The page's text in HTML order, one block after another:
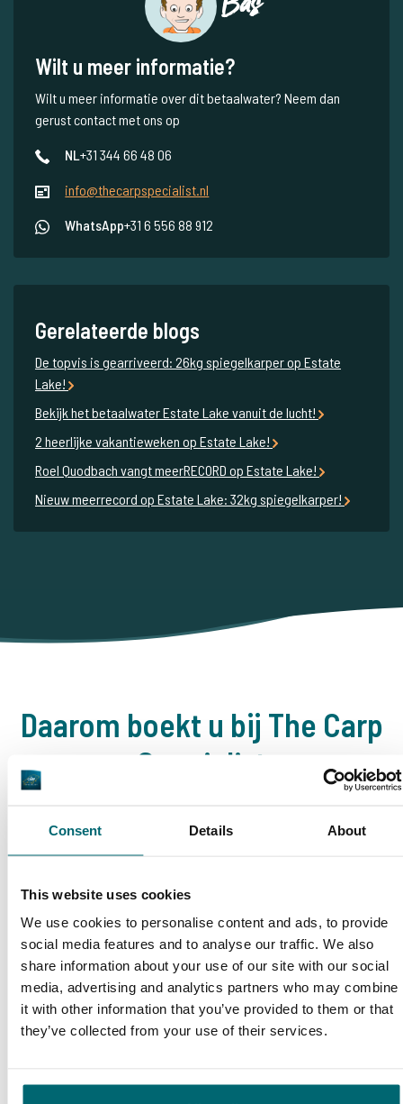
Consent Details About
This website uses cookies
We use cookies to personalise content and ads, to provide
social media features and to analyse our traffic. We also
share information about your use of our site with our social
media, advertising and analytics partners who may combine
it with other information that you’ve provided to them or that
they’ve collected from your use of their services.
Wilt u meer informatie?
Wilt u meer informatie over dit betaalwater? Neem dan
gerust contact met ons op
NL+31 344 66 48 06
info@thecarpspecialist.nl
WhatsApp+31 6 556 88 912
Gerelateerde blogs
De topvis is gearriveerd: 26kg spiegelkarper op Estate
Lake!
Bekijk het betaalwater Estate Lake vanuit de lucht!
2 heerlijke vakantieweken op Estate Lake!
Roel Quodbach vangt meerRECORD op Estate Lake!
Nieuw meerrecord op Estate Lake: 32kg spiegelkarper!
Daarom boekt u bij The Carp
Specialist
9,7
Algemeen
9,2
Faciliteiten